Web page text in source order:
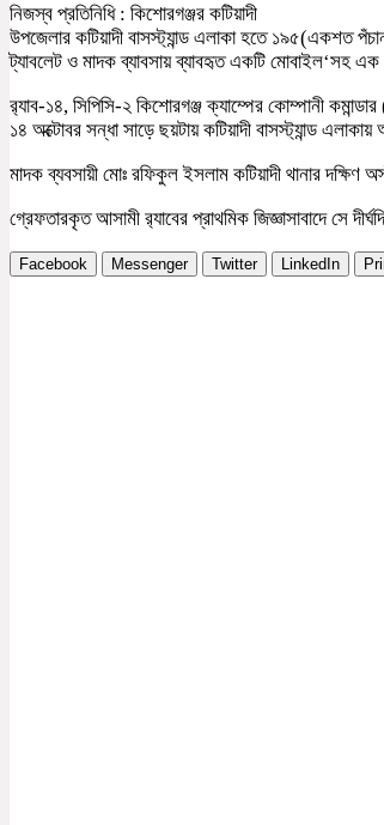
নিজস্ব প্রতিনিধি : কিশোরগঞ্জর কটিয়াদী
উপজেলার কটিয়াদী বাসস্ট্যান্ড এলাকা হতে ১৯৫(একশত
ট্যাবলেট ও মাদক ব্যাবসায় ব্যাবহৃত একটি মোবাইল‘সহ
র‌্যাব-১৪, সিপিসি-২ কিশোরগঞ্জ ক্যাম্পের কোম্পানী
১৪ অক্টোবর সন্ধা সাড়ে ছয়টায় কটিয়াদী বাসস্ট্যান্ড
মাদক ব্যবসায়ী মোঃ রফিকুল ইসলাম কটিয়াদী থানার দক্ষিণ
গ্রেফতারকৃত আসামী র‍্যাবের প্রাথমিক জিজ্ঞাসাবাদে সে
Facebook Messenger Twitter LinkedIn